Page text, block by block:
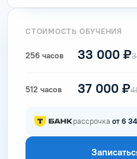
СТОИМОСТЬ ОБУЧЕНИЯ
256 часов 33 000 ₽
512 часов 37 000 ₽
рассрочка от 6